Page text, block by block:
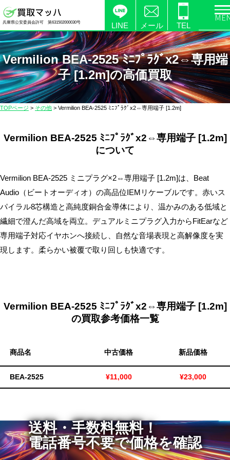
製
品
の
高
価
買
ら
【買
マ
ッ
ハ】
送
料
料・
ド
振
兵庫県公安委員会許可 第631502000030号 LINE メール TEL
Vermilion BEA-2525 ﾐﾆﾌﾟﾗｸﾞx2⇔専用端
子 [1.2m]の高価買取
TOPページ > その他 > Vermilion BEA-2525 ﾐﾆﾌﾟﾗｸﾞx2⇔専用端子 [1.2m]
Vermilion BEA-2525 ﾐﾆﾌﾟﾗｸﾞx2⇔専用端子 [1.2m]
について
Vermilion BEA-2525 ミニプラグ×2⇔専用端子 [1.2m]は、Beat
Audio（ビートオーディオ）の高品位IEMリケーブルです。赤いス
パイラル8芯構造と高純度銅合金導体により、温かみのある低域と
繊細で澄んだ高域を両立。デュアルミニプラグ入力からFitEarなど
専用端子対応イヤホンへ接続し、自然な音場表現と高解像度を実
現します。柔らかい被覆で取り回しも快適です。
Vermilion BEA-2525 ﾐﾆﾌﾟﾗｸﾞx2⇔専用端子 [1.2m]
の買取参考価格一覧
商品名 中古価格 新品価格
BEA-2525 ¥11,000 ¥23,000
送料・手数料無料！
電話番号不要で価格を確認